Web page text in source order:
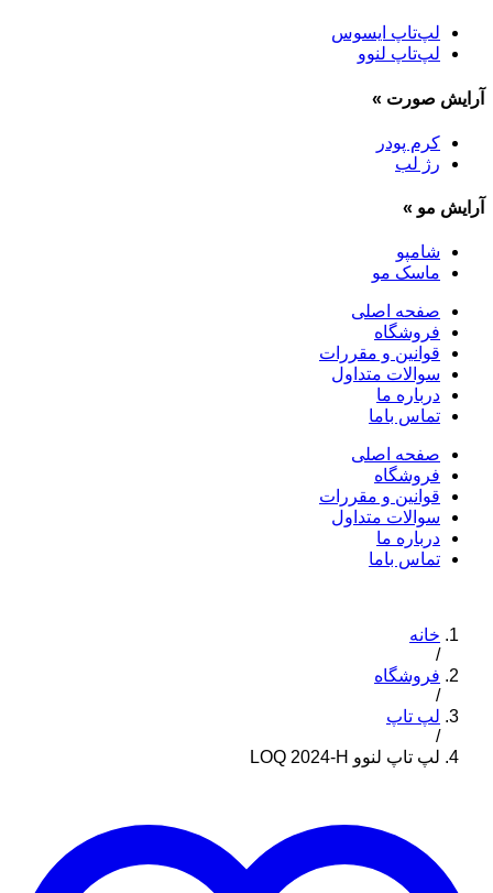
لپ‌تاپ ایسوس
لپ‌تاپ لنوو
آرایش صورت »
کرم پودر
رژ لب
آرایش مو »
شامپو
ماسک مو
صفحه اصلی
فروشگاه
قوانین و مقررات
سوالات متداول
درباره ما
تماس باما
صفحه اصلی
فروشگاه
قوانین و مقررات
سوالات متداول
درباره ما
تماس باما
خانه
/
فروشگاه
/
لپ تاپ
/
لپ تاپ لنوو LOQ 2024-H